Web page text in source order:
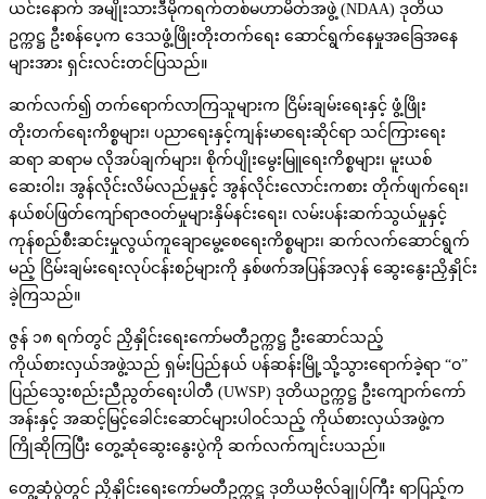
ယင်းနောက် အမျိုးသားဒီမိုကရက်တစ်မဟာမိတ်အဖွဲ့ (NDAA) ဒုတိယ
ဥက္ကဋ္ဌ ဦးစန်ပေ့က ဒေသဖွံ့ဖြိုးတိုးတက်ရေး ဆောင်ရွက်နေမှုအခြေအနေ
များအား ရှင်းလင်းတင်ပြသည်။
ဆက်လက်၍ တက်ရောက်လာကြသူများက ငြိမ်းချမ်းရေးနှင့် ဖွံ့ဖြိုး
တိုးတက်ရေးကိစ္စများ၊ ပညာရေးနှင့်ကျန်းမာရေးဆိုင်ရာ သင်ကြားရေး
ဆရာ ဆရာမ လိုအပ်ချက်များ၊ စိုက်ပျိုးမွေးမြူရေးကိစ္စများ၊ မူးယစ်
ဆေးဝါး၊ အွန်လိုင်းလိမ်လည်မှုနှင့် အွန်လိုင်းလောင်းကစား တိုက်ဖျက်ရေး၊
နယ်စပ်ဖြတ်‌ကျော်ရာဇဝတ်မှုများနှိမ်နင်းရေး၊ လမ်းပန်းဆက်သွယ်မှုနှင့်
ကုန်စည်စီးဆင်းမှုလွယ်ကူချောမွေ့စေရေးကိစ္စများ၊ ဆက်လက်ဆောင်ရွက်
မည့် ငြိမ်းချမ်းရေးလုပ်ငန်းစဉ်များကို နှစ်ဖက်အပြန်အလှန် ဆွေးနွေးညှိနှိုင်း
ခဲ့ကြသည်။
ဇွန် ၁၈ ရက်တွင် ညှိနှိုင်းရေးကော်မတီဥက္ကဋ္ဌ ဦးဆောင်သည့်
ကိုယ်စားလှယ်အဖွဲ့သည် ရှမ်းပြည်နယ် ပန်ဆန်းမြို့သို့သွားရောက်ခဲ့ရာ “ဝ”
ပြည်သွေးစည်းညီညွတ်ရေးပါတီ (UWSP) ဒုတိယဥက္ကဋ္ဌ ဦးကျောက်ကော်
အန်းနှင့် အဆင့်မြင့်ခေါင်းဆောင်များပါဝင်သည့် ကိုယ်စားလှယ်အဖွဲ့က
ကြိုဆိုကြပြီး တွေ့ဆုံဆွေးနွေးပွဲကို ဆက်လက်ကျင်းပသည်။
တွေ့ဆုံပွဲတွင် ညှိနှိုင်းရေးကော်မတီဥက္ကဋ္ဌ ဒုတိယဗိုလ်ချုပ်ကြီး ရာပြည့်က